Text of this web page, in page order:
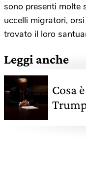
sono presenti molte
uccelli migratori,
trovato il loro
Leggi anche
Cosa